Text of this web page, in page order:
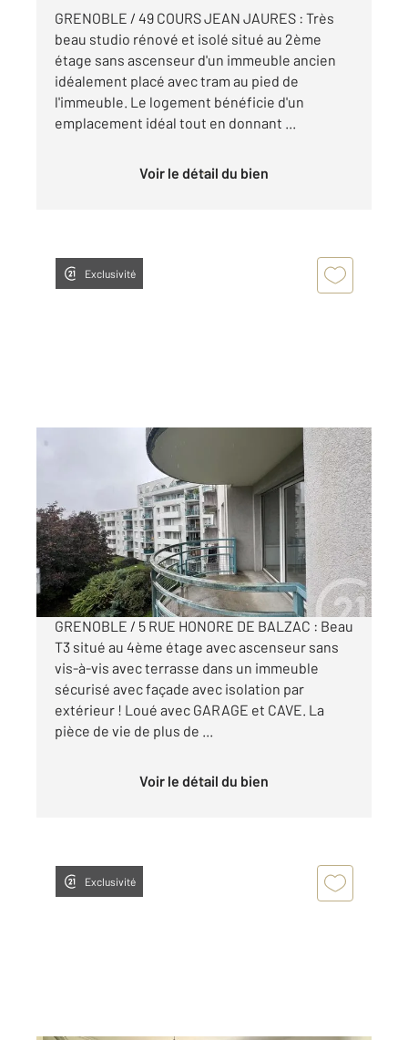
GRENOBLE / 49 COURS JEAN JAURES : Très
beau studio rénové et isolé situé au 2ème
étage sans ascenseur d'un immeuble ancien
idéalement placé avec tram au pied de
l'immeuble. Le logement bénéficie d'un
emplacement idéal tout en donnant ...
Voir le détail du bien
Exclusivité
GRENOBLE 38
, 3 pièces
Appartement T3 à louer
886 €
par mois charges comprises
GRENOBLE / 5 RUE HONORE DE BALZAC : Beau
T3 situé au 4ème étage avec ascenseur sans
vis-à-vis avec terrasse dans un immeuble
sécurisé avec façade avec isolation par
extérieur ! Loué avec GARAGE et CAVE. La
pièce de vie de plus de ...
Voir le détail du bien
Exclusivité